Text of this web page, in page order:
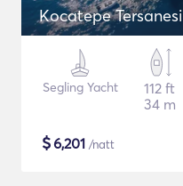
Kocatepe Tersanesi
Segling Yacht
112 ft
34 m
$6,201 /natt